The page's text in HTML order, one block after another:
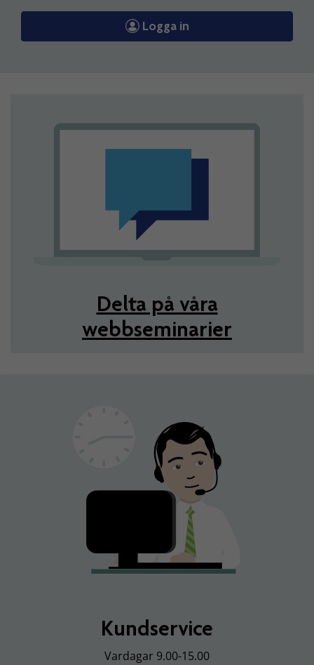
Logga in
Delta på våra
webbseminarier
Kundservice
Vardagar 9.00-15.00